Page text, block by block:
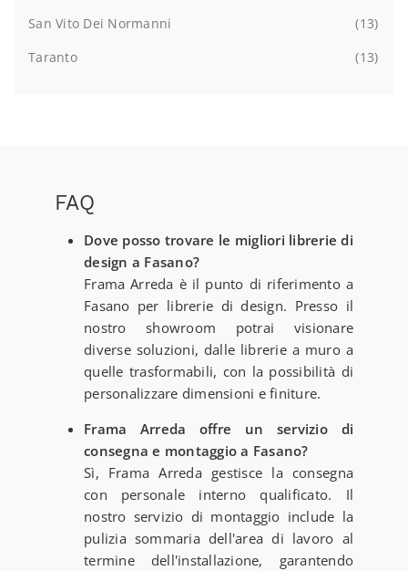
San Vito Dei Normanni
13
Taranto
13
FAQ
Dove posso trovare le migliori librerie di
design a Fasano?
Frama Arreda è il punto di riferimento a
Fasano per librerie di design. Presso il
nostro showroom potrai visionare
diverse soluzioni, dalle librerie a muro a
quelle trasformabili, con la possibilità di
personalizzare dimensioni e finiture.
Frama Arreda offre un servizio di
consegna e montaggio a Fasano?
Sì, Frama Arreda gestisce la consegna
con personale interno qualificato. Il
nostro servizio di montaggio include la
pulizia sommaria dell'area di lavoro al
termine dell'installazione, garantendo